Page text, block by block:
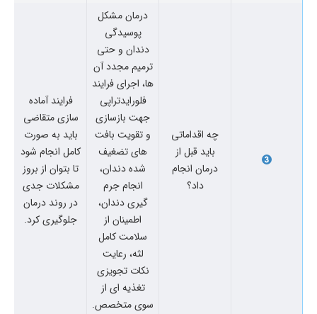
چه اقداماتی
باید قبل از
درمان انجام
داد؟
درمان مشکل
پوسیدگی
دندان و حتی
ترمیم مجدد آن
ها، اجرای فرایند
فلورایدتراپی
جهت بازسازی
و تقویت بافت
های تضغیف
شده دندان،
انجام جرم
گیری دندان،
اطمینان از
سلامت کامل
لثه، رعایت
نکات تجویزی
تغذیه ای از
سوی متخصص.
فرایند آماده
سازی متقاضی
باید به صورت
کامل انجام شود
تا بتوان از بروز
مشکلات جدی
در روند درمان
جلوگیری کرد.